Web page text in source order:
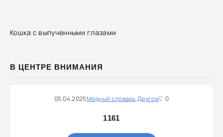
Кошка с выпученными глазами
В ЦЕНТРЕ ВНИМАНИЯ
05.04.2025Модный словарьДругое 0
1161